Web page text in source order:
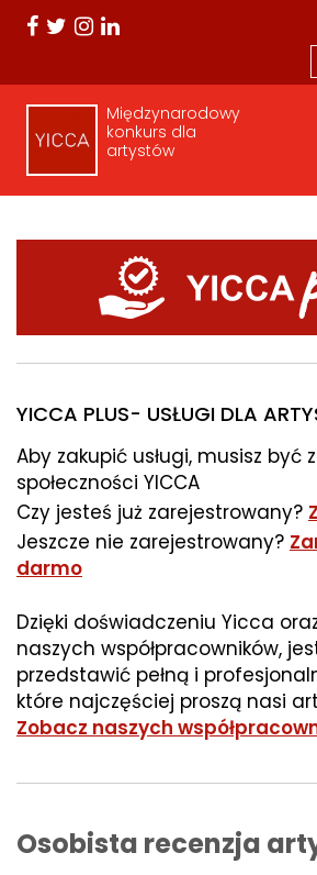
Międzynarodowy
konkurs dla
artystów
YICCA PLUS- USŁUGI DLA
Aby zakupić usługi, musisz być
społeczności YICCA
Czy jesteś już zarejestrowany?
Jeszcze nie zarejestrowany?
darmo
Dzięki doświadczeniu Yicca
naszych współpracowników,
przedstawić pełną i
które najczęściej proszą nasi
Zobacz naszych
Osobista recenzja